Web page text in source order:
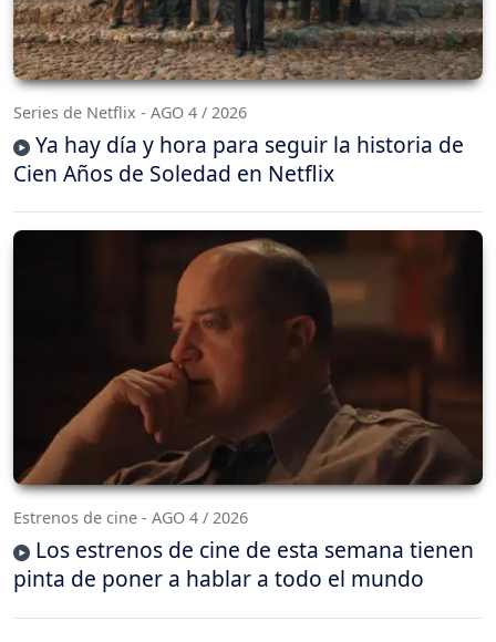
Series de Netflix - AGO 4 / 2026
Ya hay día y hora para seguir la historia de
Cien Años de Soledad en Netflix
Estrenos de cine - AGO 4 / 2026
Los estrenos de cine de esta semana tienen
pinta de poner a hablar a todo el mundo